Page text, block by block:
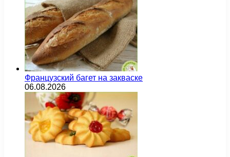
Французский багет на закваске
06.08.2026